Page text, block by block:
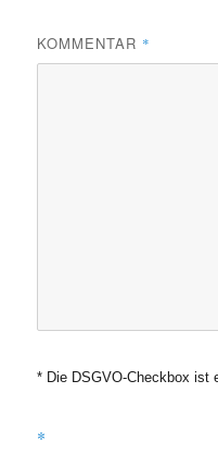
KOMMENTAR *
* Die DSGVO-Checkbox ist
*